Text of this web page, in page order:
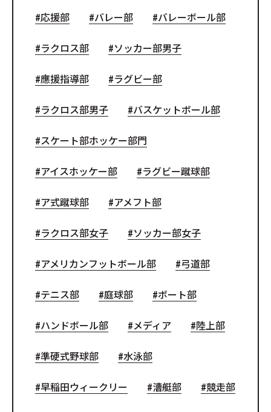
応援部 バレー部 バレーボール部
ラクロス部 ソッカー部男子
應援指導部 ラグビー部
ラクロス部男子 バスケットボール部
スケート部ホッケー部門
アイスホッケー部 ラグビー蹴球部
ア式蹴球部 アメフト部
ラクロス部女子 ソッカー部女子
アメリカンフットボール部 弓道部
テニス部 庭球部 ボート部
ハンドボール部 メディア 陸上部
準硬式野球部 水泳部
早稲田ウィークリー 漕艇部 競走部